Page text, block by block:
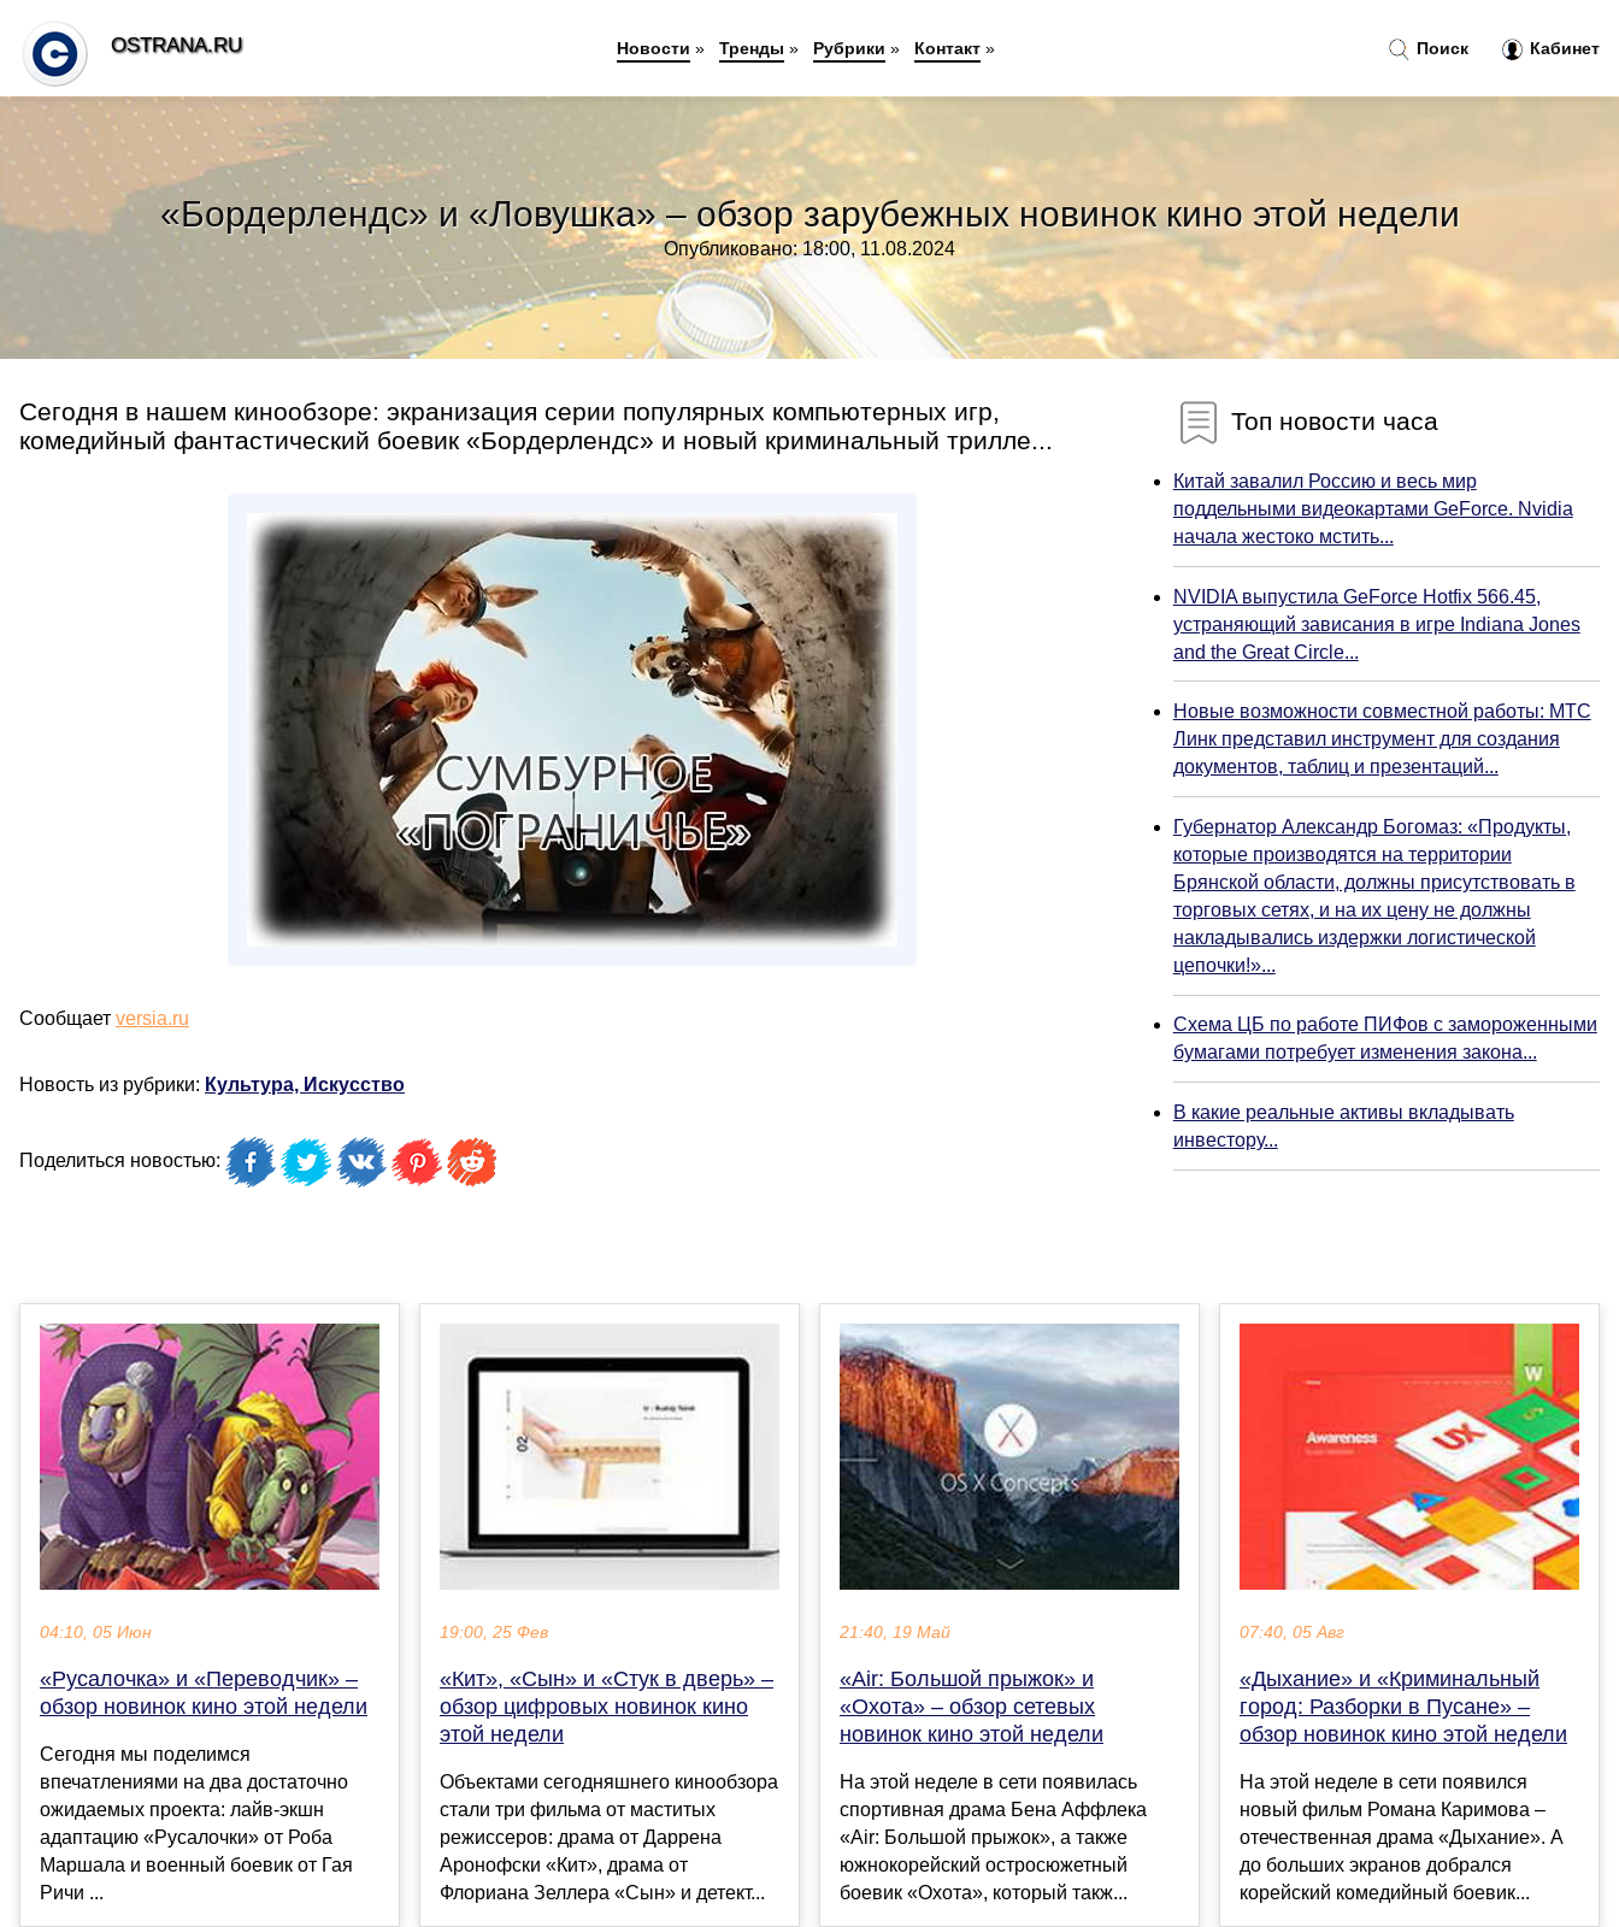
«Бордерлендс» и «Ловушка» – обзор зарубежных новинок кино этой недели
Опубликовано: 18:00, 11.08.2024
Сегодня в нашем кинообзоре: экранизация серии популярных компьютерных игр,
комедийный фантастический боевик «Бордерлендс» и новый криминальный трилле...
Сообщает versia.ru
Новость из рубрики: Культура, Искусство
Поделиться новостью:
Топ новости часа
Китай завалил Россию и весь мир
поддельными видеокартами GeForce. Nvidia
начала жестоко мстить...
NVIDIA выпустила GeForce Hotfix 566.45,
устраняющий зависания в игре Indiana Jones
and the Great Circle...
Новые возможности совместной работы: МТС
Линк представил инструмент для создания
документов, таблиц и презентаций...
Губернатор Александр Богомаз: «Продукты,
которые производятся на территории
Брянской области, должны присутствовать в
торговых сетях, и на их цену не должны
накладывались издержки логистической
цепочки!»...
Схема ЦБ по работе ПИФов с замороженными
бумагами потребует изменения закона...
В какие реальные активы вкладывать
инвестору...
04:10, 05 Июн
«Русалочка» и «Переводчик» –
обзор новинок кино этой недели
Сегодня мы поделимся
впечатлениями на два достаточно
ожидаемых проекта: лайв-экшн
адаптацию «Русалочки» от Роба
Маршала и военный боевик от Гая
Ричи ...
19:00, 25 Фев
«Кит», «Сын» и «Стук в дверь» –
обзор цифровых новинок кино
этой недели
Объектами сегодняшнего кинообзора
стали три фильма от маститых
режиссеров: драма от Даррена
Аронофски «Кит», драма от
Флориана Зеллера «Сын» и детект...
21:40, 19 Май
«Air: Большой прыжок» и
«Охота» – обзор сетевых
новинок кино этой недели
На этой неделе в сети появилась
спортивная драма Бена Аффлека
«Air: Большой прыжок», а также
южнокорейский остросюжетный
боевик «Охота», который такж...
07:40, 05 Авг
«Дыхание» и «Криминальный
город: Разборки в Пусане» –
обзор новинок кино этой недели
На этой неделе в сети появился
новый фильм Романа Каримова –
отечественная драма «Дыхание». А
до больших экранов добрался
корейский комедийный боевик...
Поиск Кабинет
OSTRANA.RU Новости » Тренды » Рубрики » Контакт»